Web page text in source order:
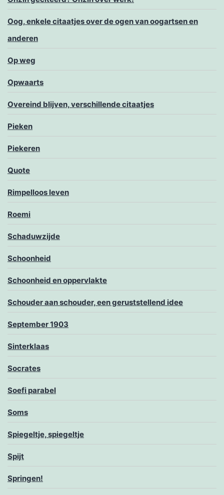
Oog, enkele citaatjes over de ogen van oogartsen en
anderen
Op weg
Opwaarts
Overeind blijven, verschillende citaatjes
Pieken
Piekeren
Quote
Rimpelloos leven
Roemi
Schaduwzijde
Schoonheid
Schoonheid en oppervlakte
Schouder aan schouder, een geruststellend idee
September 1903
Sinterklaas
Socrates
Soefi parabel
Soms
Spiegeltje, spiegeltje
Spijt
Springen!